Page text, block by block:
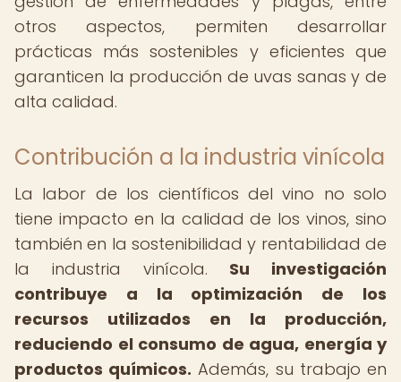
otros aspectos, permiten desarrollar
prácticas más sostenibles y eficientes que
garanticen la producción de uvas sanas y de
alta calidad.
Contribución a la industria vinícola
La labor de los científicos del vino no solo
tiene impacto en la calidad de los vinos, sino
también en la sostenibilidad y rentabilidad de
la industria vinícola. Su investigación
contribuye a la optimización de los
recursos utilizados en la producción,
reduciendo el consumo de agua, energía y
productos químicos. Además, su trabajo en